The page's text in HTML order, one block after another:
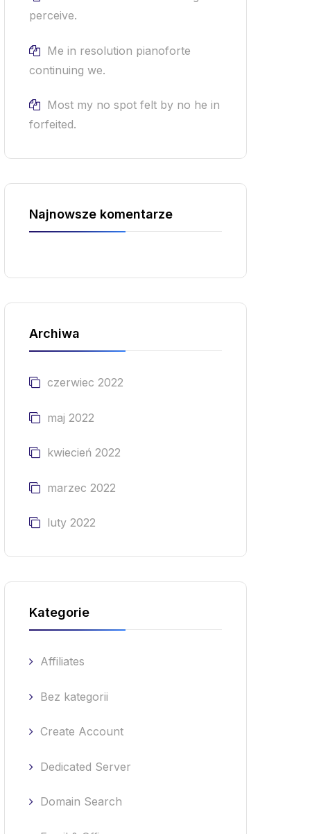
perceive.
Me in resolution pianoforte
continuing we.
Most my no spot felt by no he in
forfeited.
Najnowsze komentarze
Archiwa
czerwiec 2022
maj 2022
kwiecień 2022
marzec 2022
luty 2022
Kategorie
Affiliates
Bez kategorii
Create Account
Dedicated Server
Domain Search